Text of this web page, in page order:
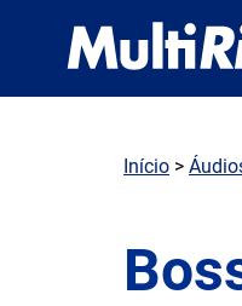
Início >